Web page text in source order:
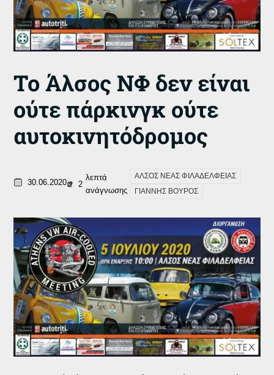
Το Άλσος ΝΦ δεν είναι
ούτε πάρκινγκ ούτε
αυτοκινητόδρομος
30.06.2020 2
λεπτά
ανάγνωσης
ΑΛΣΟΣ ΝΕΑΣ ΦΙΛΑΔΕΛΦΕΙΑΣ
ΓΙΑΝΝΗΣ ΒΟΥΡΟΣ